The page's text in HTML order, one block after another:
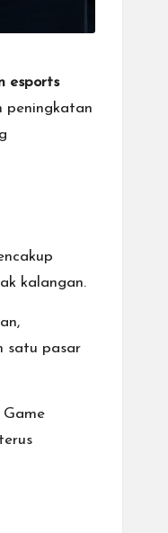
esports
peningkatan
kalangan.
satu pasar